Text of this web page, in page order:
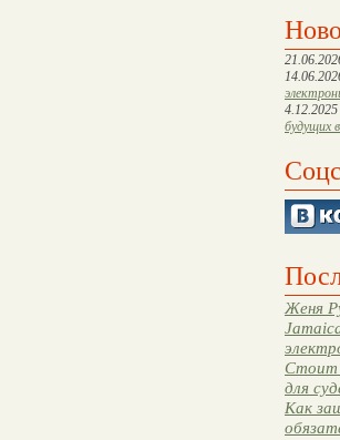
будущих
Женя
Стоит
для
Как